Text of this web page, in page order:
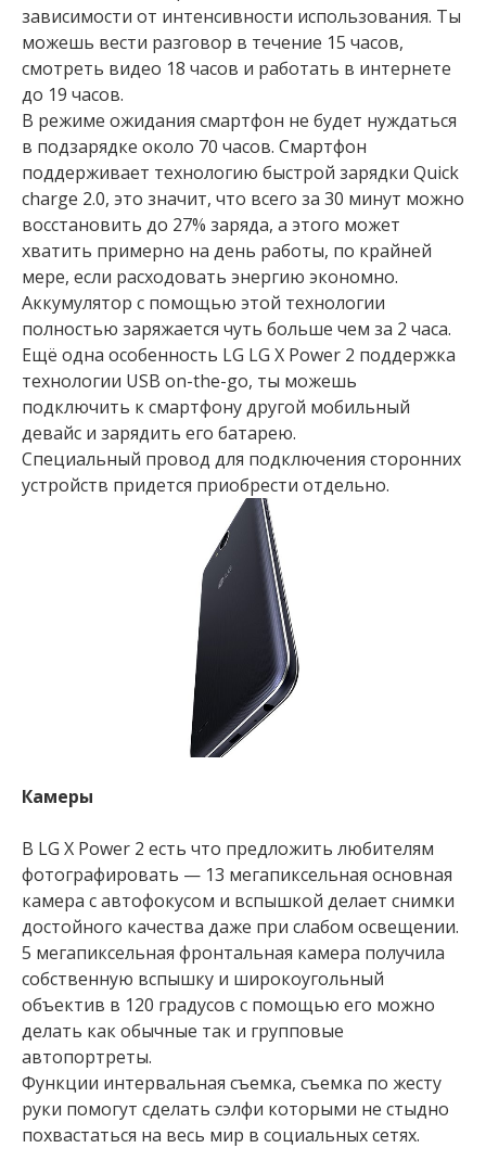
зависимости от интенсивности использования. Ты
можешь вести разговор в течение 15 часов,
смотреть видео 18 часов и работать в интернете
до 19 часов.
В режиме ожидания смартфон не будет нуждаться
в подзарядке около 70 часов. Смартфон
поддерживает технологию быстрой зарядки Quick
charge 2.0, это значит, что всего за 30 минут можно
восстановить до 27% заряда, а этого может
хватить примерно на день работы, по крайней
мере, если расходовать энергию экономно.
Аккумулятор с помощью этой технологии
полностью заряжается чуть больше чем за 2 часа.
Ещё одна особенность LG LG X Power 2 поддержка
технологии USB on-the-go, ты можешь
подключить к смартфону другой мобильный
девайс и зарядить его батарею.
Специальный провод для подключения сторонних
устройств придется приобрести отдельно.
Камеры
В LG X Power 2 есть что предложить любителям
фотографировать — 13 мегапиксельная основная
камера с автофокусом и вспышкой делает снимки
достойного качества даже при слабом освещении.
5 мегапиксельная фронтальная камера получила
собственную вспышку и широкоугольный
объектив в 120 градусов с помощью его можно
делать как обычные так и групповые
автопортреты.
Функции интервальная съемка, съемка по жесту
руки помогут сделать сэлфи которыми не стыдно
похвастаться на весь мир в социальных сетях.